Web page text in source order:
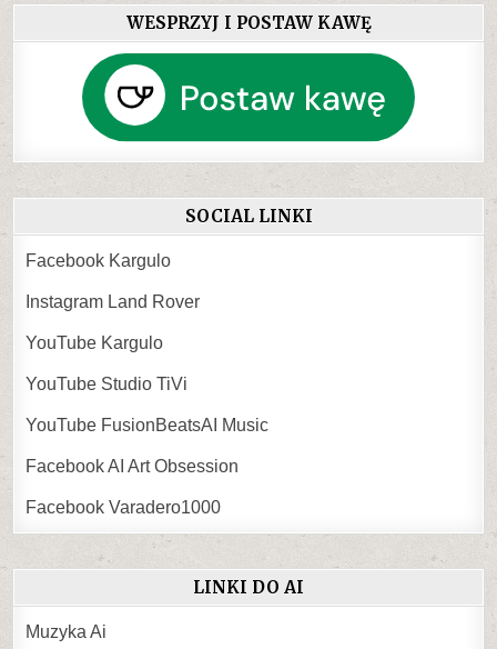
WESPRZYJ I POSTAW KAWĘ
SOCIAL LINKI
Facebook Kargulo
Instagram Land Rover
YouTube Kargulo
YouTube Studio TiVi
YouTube FusionBeatsAI Music
Facebook AI Art Obsession
Facebook Varadero1000
LINKI DO AI
Muzyka Ai